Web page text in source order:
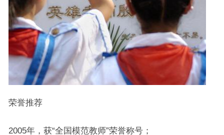
荣誉推荐
2005年，获“全国模范教师”荣誉称号；